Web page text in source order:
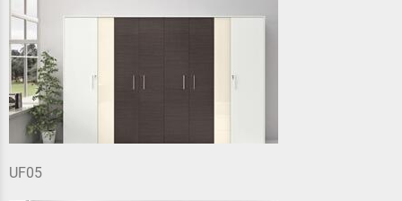
UF05